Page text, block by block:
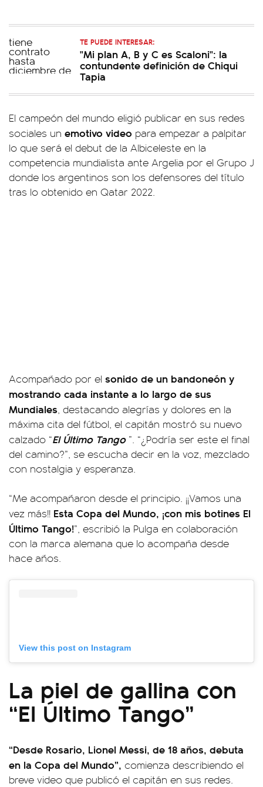
TE PUEDE INTERESAR:
"Mi plan A, B y C es Scaloni": la
contundente definición de Chiqui
Tapia
El campeón del mundo eligió publicar en sus redes
sociales un emotivo video para empezar a palpitar
lo que será el debut de la Albiceleste en la
competencia mundialista ante Argelia por el Grupo J
donde los argentinos son los defensores del título
tras lo obtenido en Qatar 2022.
Acompañado por el sonido de un bandoneón y
mostrando cada instante a lo largo de sus
Mundiales, destacando alegrías y dolores en la
máxima cita del fútbol, el capitán mostró su nuevo
calzado “El Último Tango”. “¿Podría ser este el final
del camino?”, se escucha decir en la voz, mezclado
con nostalgia y esperanza.
“Me acompañaron desde el principio. ¡¡Vamos una
vez más!! Esta Copa del Mundo, ¡con mis botines El
Último Tango!”, escribió la Pulga en colaboración
con la marca alemana que lo acompaña desde
hace años.
View this post on Instagram
La piel de gallina con
“El Último Tango”
“Desde Rosario, Lionel Messi, de 18 años, debuta
en la Copa del Mundo”, comienza describiendo el
breve video que publicó el capitán en sus redes.